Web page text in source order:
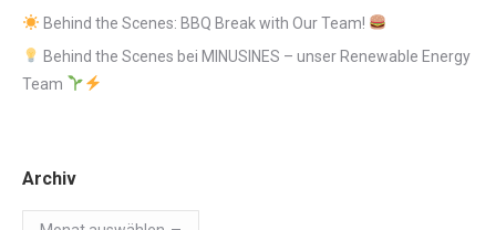
Behind the Scenes: BBQ Break with Our Team!
Behind the Scenes bei MINUSINES – unser Renewable Energy
Team
Archiv
Archiv